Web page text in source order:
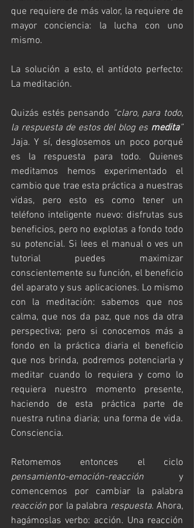
que requiere de más valor, la requiere de
mayor conciencia: la lucha con uno
mismo.
La solución a esto, el antídoto perfecto:
La meditación.
Quizás estés pensando “claro, para todo,
la respuesta de estos del blog es medita ”
Jaja. Y sí, desglosemos un poco porqué
es la respuesta para todo. Quienes
meditamos hemos experimentado el
cambio que trae esta práctica a nuestras
vidas, pero esto es como tener un
teléfono inteligente nuevo: disfrutas sus
beneficios, pero no explotas a fondo todo
su potencial. Si lees el manual o ves un
tutorial puedes maximizar
conscientemente su función, el beneficio
del aparato y sus aplicaciones. Lo mismo
con la meditación: sabemos que nos
calma, que nos da paz, que nos da otra
perspectiva; pero si conocemos más a
fondo en la práctica diaria el beneficio
que nos brinda, podremos potenciarla y
meditar cuando lo requiera y como lo
requiera nuestro momento presente,
haciendo de esta práctica parte de
nuestra rutina diaria; una forma de vida.
Consciencia.
pensamiento-emoción-reacción y
reacción por la palabra respuesta. Ahora,
hagámoslas verbo: acción. Una reacción